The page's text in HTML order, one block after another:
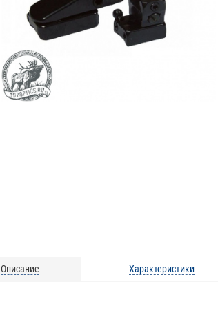
Описание Характеристики